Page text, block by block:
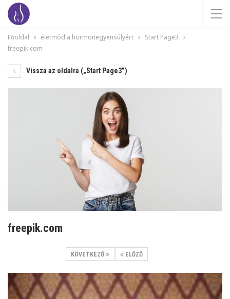
Főoldal életmód a hormonegyensúlyért
Start Page3
freepik.com
Vissza az oldalra („Start Page3”)
freepik.com
KÖVETKEZŐ ELŐZŐ